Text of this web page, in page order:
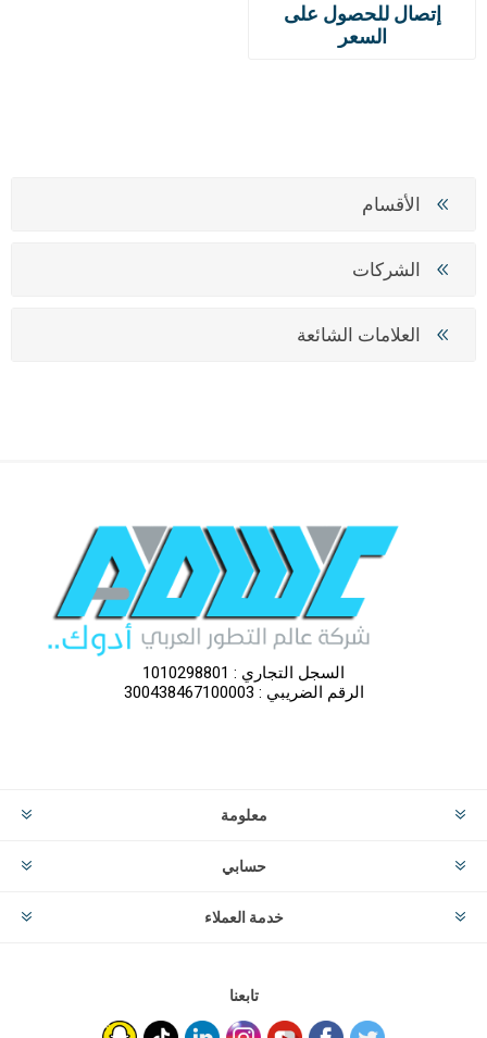
إتصال للحصول على
السعر
الأقسام
الشركات
العلامات الشائعة
السجل التجاري : 1010298801
الرقم الضريبي : 300438467100003
معلومة
حسابي
خدمة العملاء
تابعنا